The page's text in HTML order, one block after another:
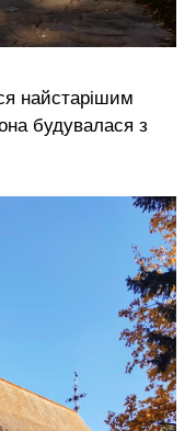
найстарішим
будувалася з